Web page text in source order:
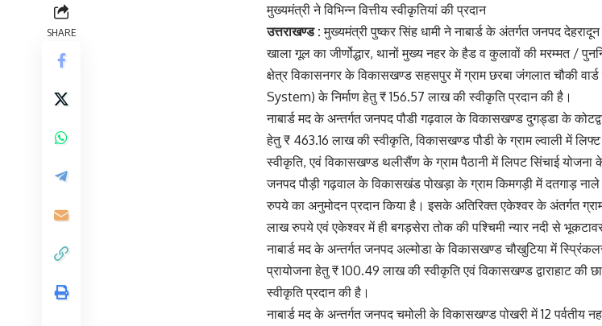
SHARE
मुख्यमंत्री ने विभिन्न वित्तीय स्वीकृतियां की प्रदान
उत्तराखण्ड : मुख्यमंत्री पुष्कर सिंह धामी ने नाबार्ड के अंतर्गत जनपद
खाला गूल का जीर्णोद्धार, थानों मुख्य नहर के हैड व कुलावों की मरम्मत /
क्षेत्र विकासनगर के विकासखण्ड सहसपुर में ग्राम छरबा जंगलात चौकी
System) के निर्माण हेतु ₹ 156.57 लाख की स्वीकृति प्रदान की है।
नाबार्ड मद के अन्तर्गत जनपद पौडी गढ़वाल के विकासखण्ड दुगड्डा के कोटद्वार
हेतु ₹ 463.16 लाख की स्वीकृति, विकासखण्ड पौडी के ग्राम ल्वाली में
स्वीकृति, एवं विकासखण्ड थलीसैंण के ग्राम पैठानी में लिपट सिंचाई योजना
जनपद पौड़ी गढ़वाल के विकासखंड पोखड़ा के ग्राम किमगड़ी में दतगाड़
रुपये का अनुमोदन प्रदान किया है। इसके अतिरिक्त एकेश्वर के अंतर्गत
लाख रुपये एवं एकेश्वर में ही बगड़सेरा तोक की पश्चिमी न्यार नदी से
नाबार्ड मद के अन्तर्गत जनपद अल्मोडा के विकासखण्ड चौखुटिया में
प्रायोजना हेतु ₹ 100.49 लाख की स्वीकृति एवं विकासखण्ड द्वाराहाट की
स्वीकृति प्रदान की है।
नाबार्ड मद के अन्तर्गत जनपद चमोली के विकासखण्ड पोखरी में 12 पर्वतीय